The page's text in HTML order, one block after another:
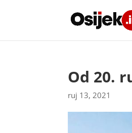
Od 20.
ruj 13, 2021